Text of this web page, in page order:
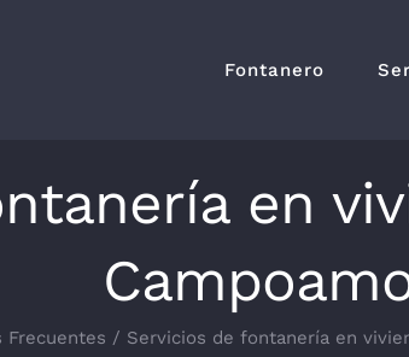
Fontanero
en
Frecuentes Servicios de fontanería en